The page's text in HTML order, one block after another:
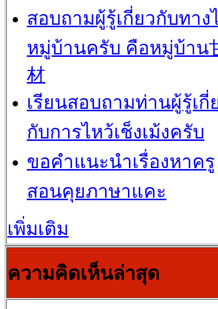
สอบถามผู้รู้เกี่ยวกับทาง
หมู่บ้านครับ คือหมู่บ้าน
材
เรียนสอบถามท่านผู้รู้เกี่
กับการไหว้เช็งเม้งครับ
ขอคำแนะนำเรื่องหาครู
สอนคุยภาษาแคะ
เพิ่มเติม
ความคิดเห็นล่าสุด